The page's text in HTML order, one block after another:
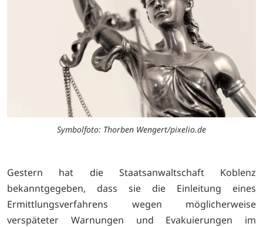
Symbolfoto: Thorben Wengert/pixelio.de
Gestern hat die Staatsanwaltschaft Koblenz
bekanntgegeben, dass sie die Einleitung eines
Ermittlungsverfahrens wegen möglicherweise
verspäteter Warnungen und Evakuierungen im